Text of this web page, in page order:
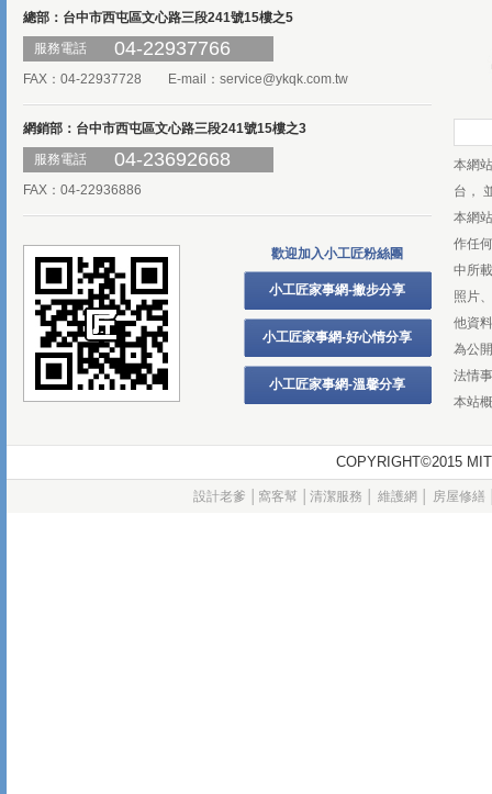
總部：台中市西屯區文心路三段241號15樓之5
服務電話
04-22937766
FAX：04-22937728 E-mail： service@ykqk.com.tw
網銷部：台中市西屯區文心路三段241號15樓之3
服務電話
04-23692668
FAX：04-22936886
歡迎加入小工匠粉絲團
小工匠家事網-撇步分享
小工匠家事網-好心情分享
小工匠家事網-溫馨分享
本網
台，
本網
作任
中所
照片
他資
為公
法情
本站
COPYRIGHT©2015
設計老爹 窩客幫 清潔服務 維護網 房屋修繕